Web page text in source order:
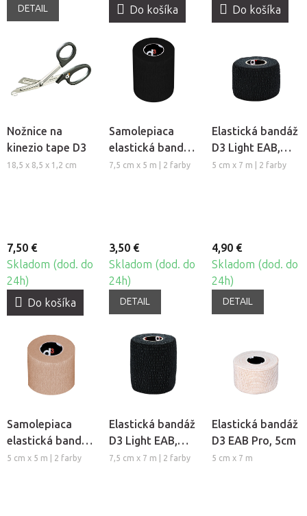
DETAIL
Do košíka
Do košíka
Nožnice na
kinezio tape D3
18,5 x 8,5 x 1,2 cm
7,50 €
Skladom (dod. do
24h)
Do košíka
Samolepiaca
elastická bandáž
D3 Cohesive
7,5 cm x 5 m | 2 farby
3,50 €
Skladom (dod. do
24h)
DETAIL
Elastická bandáž
D3 Light EAB,
5cm
5 cm x 7 m | 2 farby
4,90 €
Skladom (dod. do
24h)
DETAIL
Samolepiaca
elastická bandáž
D3 Cohesive
5 cm x 5 m | 2 farby
Elastická bandáž
D3 Light EAB,
7,5cm
7,5 cm x 7 m | 2 farby
Elastická bandáž
D3 EAB Pro, 5cm
5 cm x 7 m